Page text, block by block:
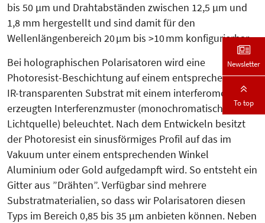
bis 50 µm und Drahtabständen zwischen 12,5 µm und
1,8 mm hergestellt und sind damit für den
Wellenlängenbereich 20 µm bis >10 mm konfigurierbar.
Bei holographischen Polarisatoren wird eine
Photoresist-Beschichtung auf einem entsprechenden
IR-transparenten Sub­strat mit einem interferometrisch
erzeugten Interferenzmuster (monochromatische
Lichtquelle) beleuchtet. Nach dem Entwickeln besitzt
der Photoresist ein sinusförmiges Profil auf das im
Vakuum unter einem entsprechenden Winkel
Aluminium oder Gold aufgedampft wird. So entsteht ein
Gitter aus ”Drähten”. Verfügbar sind mehrere
Substratmaterialien, so dass wir Polarisatoren diesen
Typs im Bereich 0,85 bis 35 µm anbieten können. Neben
Newsletter
To top